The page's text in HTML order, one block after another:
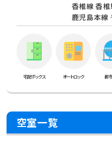
香椎線 香
鹿児島本線
宅配ボックス オートロック 都
空室一覧